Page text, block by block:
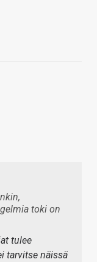
toki on
tulee
tarvitse näissä